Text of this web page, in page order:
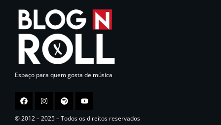
Espaço para quem gosta de música
© 2012 – 2025 – Todos os direitos reservados